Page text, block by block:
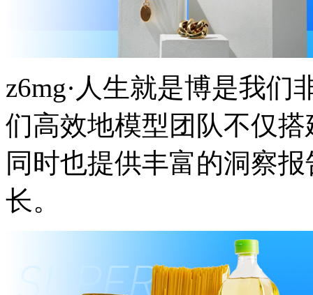
z6mg·人生就是博是我们非
们高效地模型团队不仅搭
同时也提供丰富的洞察报
长。